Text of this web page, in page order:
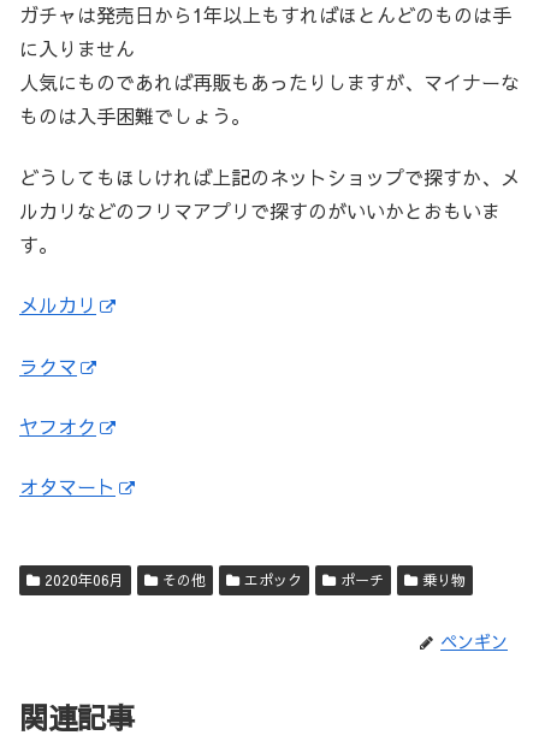
ガチャは発売日から1年以上もすればほとんどのものは手
に入りません
人気にものであれば再販もあったりしますが、マイナーな
ものは入手困難でしょう。
どうしてもほしければ上記のネットショップで探すか、メ
ルカリなどのフリマアプリで探すのがいいかとおもいま
す。
メルカリ
ラクマ
ヤフオク
オタマート
2020年06月 その他 エポック ポーチ 乗り物
ペンギン
関連記事